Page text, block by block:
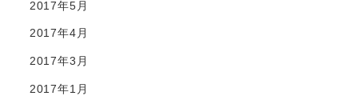
2017年5月
2017年4月
2017年3月
2017年1月